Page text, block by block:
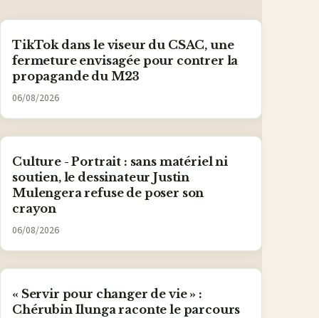
TikTok dans le viseur du CSAC, une
fermeture envisagée pour contrer la
propagande du M23
06/08/2026
Culture - Portrait : sans matériel ni
soutien, le dessinateur Justin
Mulengera refuse de poser son
crayon
06/08/2026
« Servir pour changer de vie » :
Chérubin Ilunga raconte le parcours